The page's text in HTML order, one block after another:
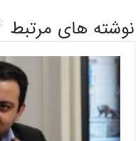
نوشته های مرتبط